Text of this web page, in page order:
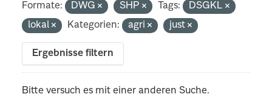
Formate: DWG SHP Tags:
DSGKL
lokal
Kategorien: agri just
Ergebnisse filtern
Bitte versuch es mit einer anderen Suche.